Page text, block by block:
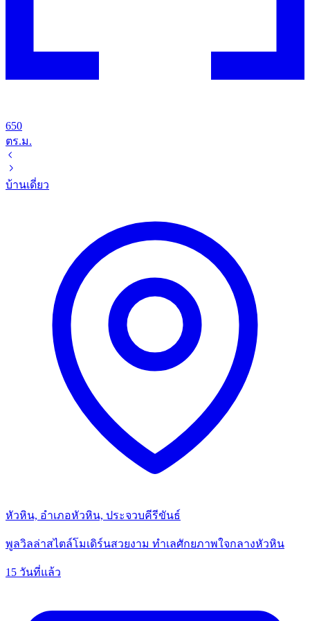
650
ตร.ม.
บ้านเดี่ยว
หัวหิน, อำเภอหัวหิน, ประจวบคีรีขันธ์
พูลวิลล่าสไตล์โมเดิร์นสวยงาม ทำเลศักยภาพใจกลางหัวหิน
15 วันที่แล้ว